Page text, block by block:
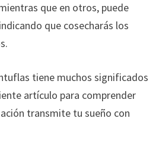
que en otros, puede
que cosecharás los
tiene muchos significados
artículo para comprender
transmite tu sueño con